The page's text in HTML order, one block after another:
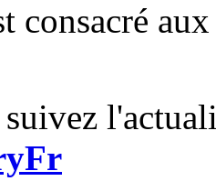
consacré
suivez